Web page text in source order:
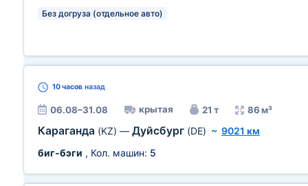
Без догруза (отдельное авто)
10 часов назад
06.08–31.08 крытая 21 т 86 м³
Караганда (KZ) — Дуйсбург (DE) ~ 9021 км
биг-бэги , Кол. машин: 5